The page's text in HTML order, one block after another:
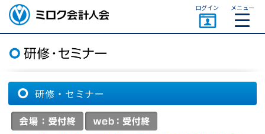
ミロク会計人会 MIROKU
ACCOUNTING PERSON
ASSOCIATION
ログイン メニュー
研修・セミナー